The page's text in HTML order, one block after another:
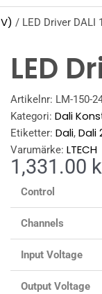
/ LED Driver DALI
LED
Artikelnr: LM-150-
Kategori: Dali
Etiketter: Dali, Dali
Varumärke: LTECH
1,331.00
Control
Channels
Input Voltage
Output Voltage